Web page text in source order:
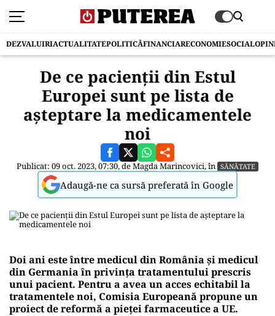
DEZVALUIRIACTUALITATEPOLITICĂFINANCIARECONOMIESOCIAL
De ce pacienții din Estul
Europei sunt pe lista de
așteptare la medicamentele
noi
Publicat: 09 oct. 2023, 07:30, deMagda Marincovici, în SĂNĂTATE
Adaugă-ne ca sursă preferată în Google
Doi ani este între medicul din România și medicul
din Germania în privința tratamentului prescris
unui pacient. Pentru a avea un acces echitabil la
tratamentele noi, Comisia Europeană propune un
proiect de reformă a pieței farmaceutice a UE.